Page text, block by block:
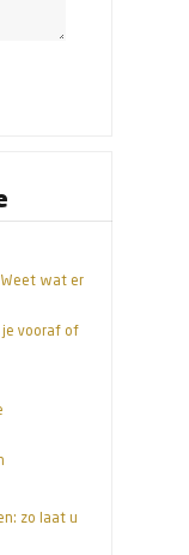
wat er
je vooraf of
zo laat u